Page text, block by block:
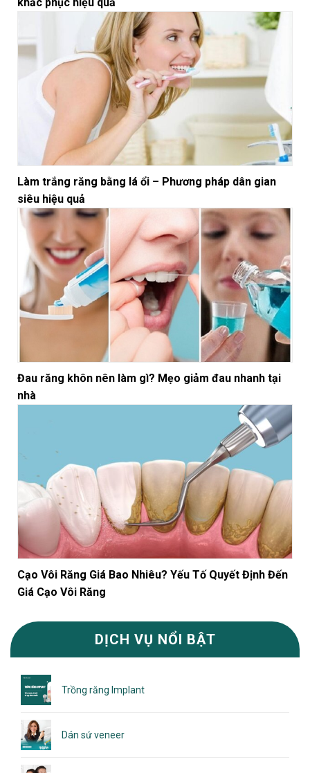
Làm trắng răng bằng lá ổi – Phương pháp dân gian
siêu hiệu quả
Đau răng khôn nên làm gì? Mẹo giảm đau nhanh tại
nhà
Cạo Vôi Răng Giá Bao Nhiêu? Yếu Tố Quyết Định Đến
Giá Cạo Vôi Răng
DỊCH VỤ NỔI BẬT
Trồng răng Implant
Dán sứ veneer